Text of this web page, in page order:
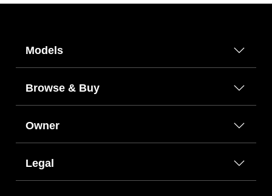
Models
Browse & Buy
Owner
Legal